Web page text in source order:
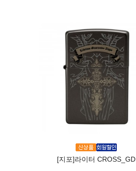
[지포]라이터 CROSS_GD